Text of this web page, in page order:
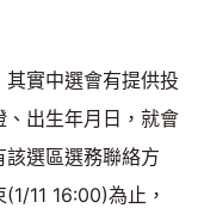
實中選會有提供投
出生年月日，就會
選區選務聯絡方
11 16:00)為止，